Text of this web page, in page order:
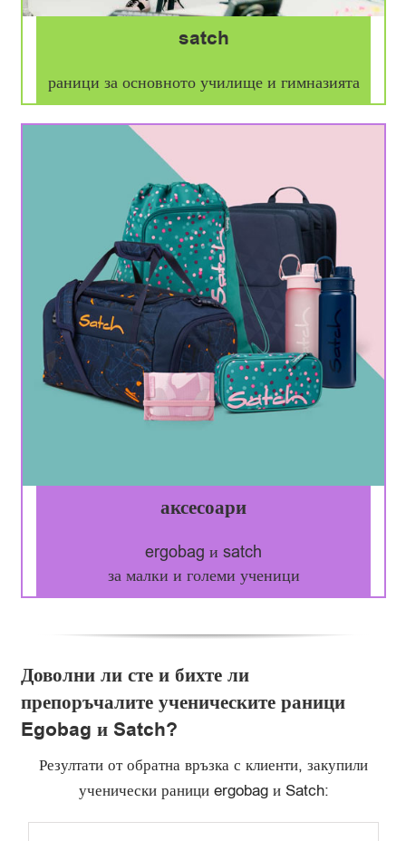
satch
раници за основното училище и гимназията
аксесоари
ergobag и satch
за малки и големи ученици
Доволни ли сте и бихте ли
препоръчалите ученическите раници
Egobag и Satch?
Резултати от обратна връзка с клиенти, закупили
ученически раници ergobag и Satch: